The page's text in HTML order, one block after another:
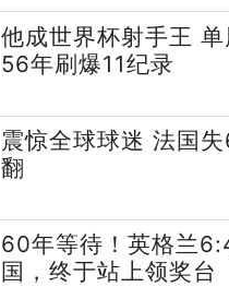
他成世界杯射手王
56年刷爆11纪录
震惊全球球迷 法国
翻
60年等待！英格兰
国，终于站上领奖台